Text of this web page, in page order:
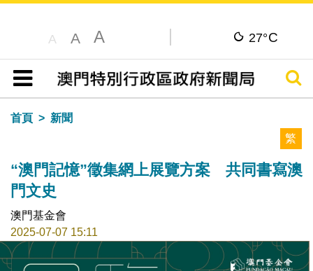
A A A 27°C
目錄
搜尋
首頁
新聞
繁
“澳門記憶”徵集網上展覽方案 共同書寫澳
門文史
澳門基金會
2025-07-07 15:11